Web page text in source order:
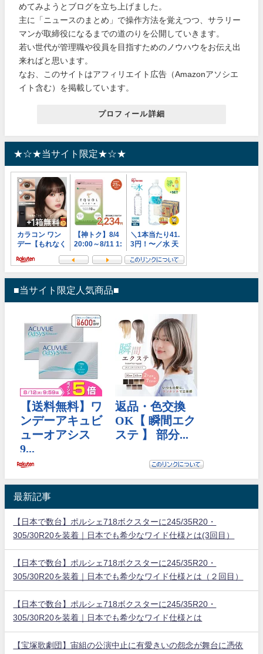
めてみようとブログを立ち上げました。
主に「ニュースのまとめ」で操作方法を覚えつつ、サラリー
マンが取締役になるまでの道のりを公開していきます。
若い世代が管理職や役員を目指すためのノウハウをお伝え出
来ればと思います。
なお、このサイトはアフィリエイト広告（Amazonアソシエ
イト含む）を掲載しています。
プロフィール詳細
★☆★当サイト限定★☆★
■当サイト限定人気商品■
最新記事
【日本で数台】ポルシェ718ボクスターに245/35R20・
305/30R20を装着｜日本でも希少なワイド仕様とは(3回目）
【日本で数台】ポルシェ718ボクスターに245/35R20・
305/30R20を装着｜日本でも希少なワイド仕様とは（２回目）
【日本で数台】ポルシェ718ボクスターに245/35R20・
305/30R20を装着｜日本でも希少なワイド仕様とは
【宝塚歌劇団】宙組の公演中止に有愛きいの怨念が舞台に憑依